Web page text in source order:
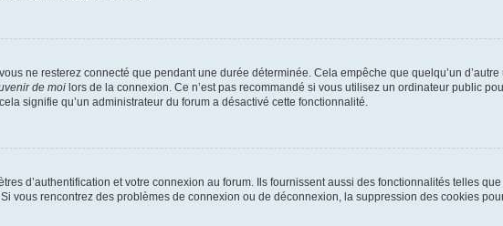
ne resterez connecté que pendant une durée déterminée. Cela empêche que quelqu’un
de moi lors de la connexion. Ce n’est pas recommandé si vous utilisez un ordinateur public
signifie qu’un administrateur du forum a désactivé cette fonctionnalité.
d’authentification et votre connexion au forum. Ils fournissent aussi des fonctionnalités telles
vous rencontrez des problèmes de connexion ou de déconnexion, la suppression des cookies